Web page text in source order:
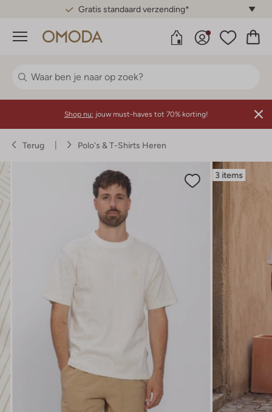
Gratis standaard verzending*
Menu
Shop nu: jouw must-haves tot 70% korting!
Terug Polo's & T-Shirts Heren
3 items